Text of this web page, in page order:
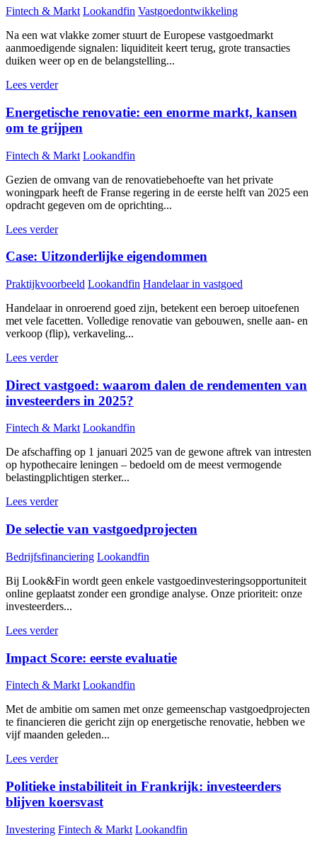
Fintech & Markt Lookandfin Vastgoedontwikkeling
Na een wat vlakke zomer stuurt de Europese vastgoedmarkt
aanmoedigende signalen: liquiditeit keert terug, grote transacties
duiken weer op en de belangstelling...
Lees verder
Energetische renovatie: een enorme markt, kansen
om te grijpen
Fintech & Markt Lookandfin
Gezien de omvang van de renovatiebehoefte van het private
woningpark heeft de Franse regering in de eerste helft van 2025 een
opdracht gegeven om de oprichting...
Lees verder
Case: Uitzonderlijke eigendommen
Praktijkvoorbeeld Lookandfin Handelaar in vastgoed
Handelaar in onroerend goed zijn, betekent een beroep uitoefenen
met vele facetten. Volledige renovatie van gebouwen, snelle aan- en
verkoop (flip), verkaveling...
Lees verder
Direct vastgoed: waarom dalen de rendementen van
investeerders in 2025?
Fintech & Markt Lookandfin
De afschaffing op 1 januari 2025 van de gewone aftrek van intresten
op hypothecaire leningen – bedoeld om de meest vermogende
belastingplichtigen sterker...
Lees verder
De selectie van vastgoedprojecten
Bedrijfsfinanciering Lookandfin
Bij Look&Fin wordt geen enkele vastgoedinvesteringsopportuniteit
online geplaatst zonder een grondige analyse. Onze prioriteit: onze
investeerders...
Lees verder
Impact Score: eerste evaluatie
Fintech & Markt Lookandfin
Met de ambitie om samen met onze gemeenschap vastgoedprojecten
te financieren die gericht zijn op energetische renovatie, hebben we
vijf maanden geleden...
Lees verder
Politieke instabiliteit in Frankrijk: investeerders
blijven koersvast
Investering Fintech & Markt Lookandfin